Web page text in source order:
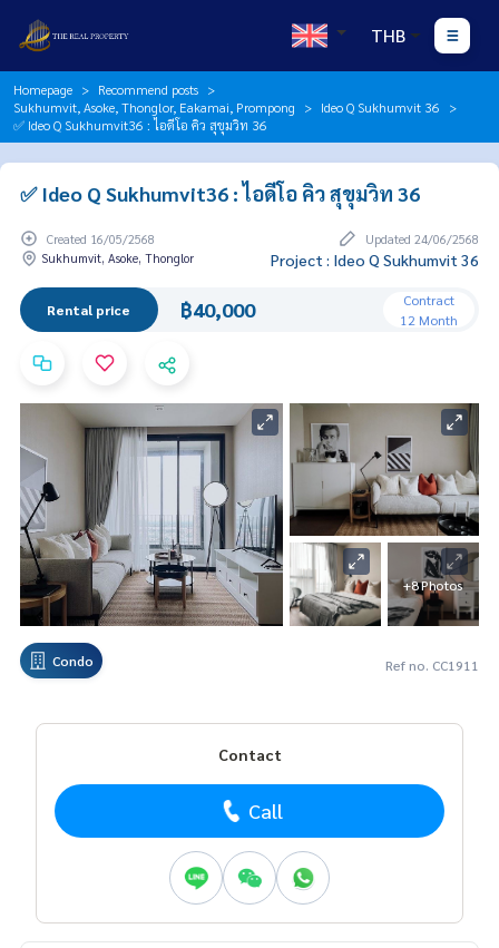
THB
Homepage
Recommend posts
Sukhumvit, Asoke, Thonglor, Eakamai, Prompong
Ideo Q Sukhumvit 36
✅ Ideo Q Sukhumvit36 : ไอดีโอ คิว สุขุมวิท 36
✅ Ideo Q Sukhumvit36 : ไอดีโอ คิว สุขุมวิท 36
Created 16/05/2568
Updated 24/06/2568
Sukhumvit, Asoke, Thonglor
Project : Ideo Q Sukhumvit 36
Rental price ฿40,000
Contract
12 Month
+8 Photos
Condo Ref no. CC1911
Contact
Call